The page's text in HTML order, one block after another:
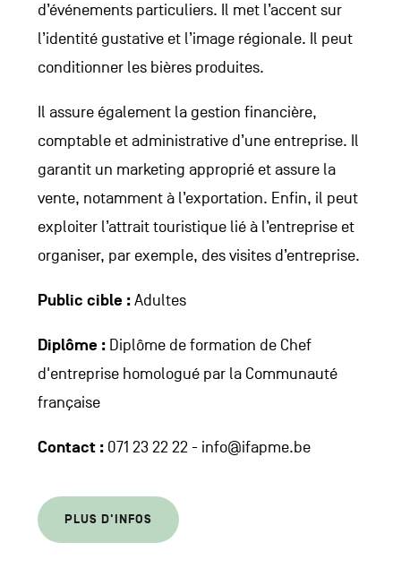
d’événements particuliers. Il met l’accent sur
l’identité gustative et l’image régionale. Il peut
conditionner les bières produites.
Il assure également la gestion financière,
comptable et administrative d’une entreprise. Il
garantit un marketing approprié et assure la
vente, notamment à l’exportation. Enfin, il peut
exploiter l’attrait touristique lié à l’entreprise et
organiser, par exemple, des visites d’entreprise.
Public cible :Adultes
Diplôme : Diplôme de formation de Chef
d'entreprise homologué par la Communauté
française
Contact :071 23 22 22 - info@ifapme.be
PLUS D'INFOS